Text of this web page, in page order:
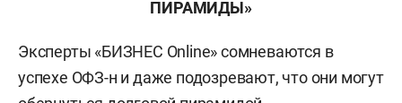
ПИРАМИДЫ»
Эксперты «БИЗНЕС Online» сомневаются в
успехе ОФЗ-н и даже подозревают, что они могут